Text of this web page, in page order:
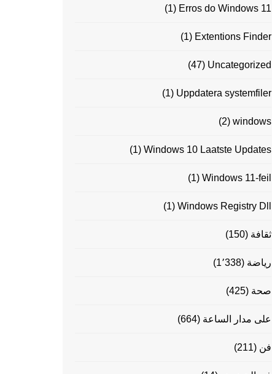
Erros do Windows 11
(1)
Extentions Finder
(1)
Uncategorized
(47)
Uppdatera systemfiler
(1)
windows
(2)
Windows 10 Laatste Updates
(1)
Windows 11-feil
(1)
Windows Registry Dll
(1)
ثقافة (150)
رياضة (1٬338)
صحة (425)
على مدار الساعة (664)
فن (211)